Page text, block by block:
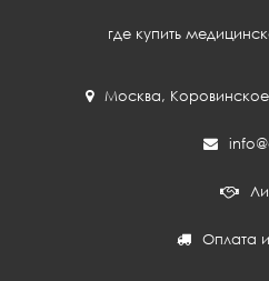
где купить
Москва,
Оплата